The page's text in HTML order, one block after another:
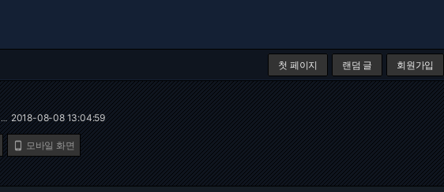
첫 페이지 랜덤 글 회원가입
… 2018-08-08 13:04:59
 모바일 화면